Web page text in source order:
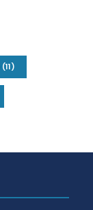
(11)